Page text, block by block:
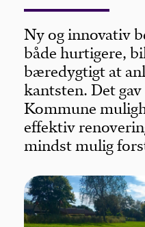
Ny og innovativ
både hurtigere,
bæredygtigt at
kantsten. Det
Kommune
effektiv
mindst mulig